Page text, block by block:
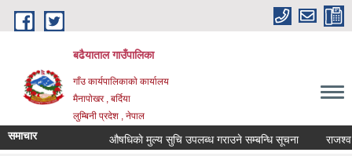
Skip to main content
बढैयाताल गाउँपालिका
गाँउ कार्यपालिकाकाे कार्यालय
मैनापाेखर , बर्दिया
लुम्बिनी प्रदेश , नेपाल
समाचार औषधिकाे मुल्य सुचि उपलब्ध गराउने सम्बन्धि सूचना